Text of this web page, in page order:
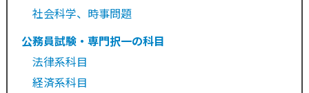
社会科学、時事問題
公務員試験・専門択一の科目
法律系科目
経済系科目